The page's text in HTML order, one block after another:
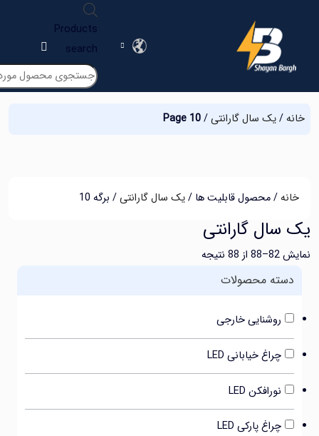
Products
search
یک سال گارانتی/
Page 10
/ محصول قابلیت ها /یک سال گارانتی/ برگه 10
گارانتی
محصولات
روشنایی خارجی
چراغ خیابانی LED
نورافکن LED
چراغ پارکی LED